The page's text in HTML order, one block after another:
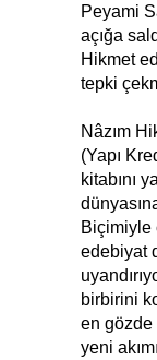
Peyami
açığa
Hikmet
tepki
Nâzım
(Yapı
kitabını
Biçimiyle
edebiyat
birbirini
en gözde
yeni